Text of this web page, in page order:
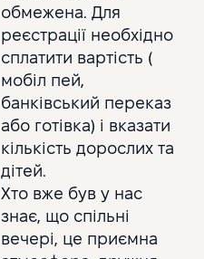
обмежена. Для
реєстрації необхідно
сплатити вартість (
мобіл пей,
банківський переказ
або готівка) і вказати
кількість дорослих та
дітей.
Хто вже був у нас
знає, що спільні
вечері, це приємна